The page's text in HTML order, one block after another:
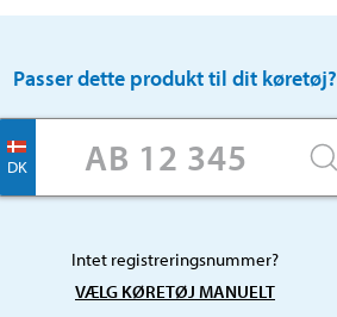
Passer dette produkt til dit køretøj?
DK
Intet registreringsnummer?
VÆLG KØRETØJ MANUELT